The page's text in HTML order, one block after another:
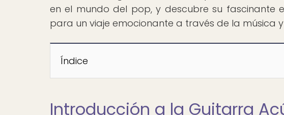
en el mundo del pop, y descubre su fascinante
para un viaje emocionante a través de la música
Índice
Introducción a la Guitarra